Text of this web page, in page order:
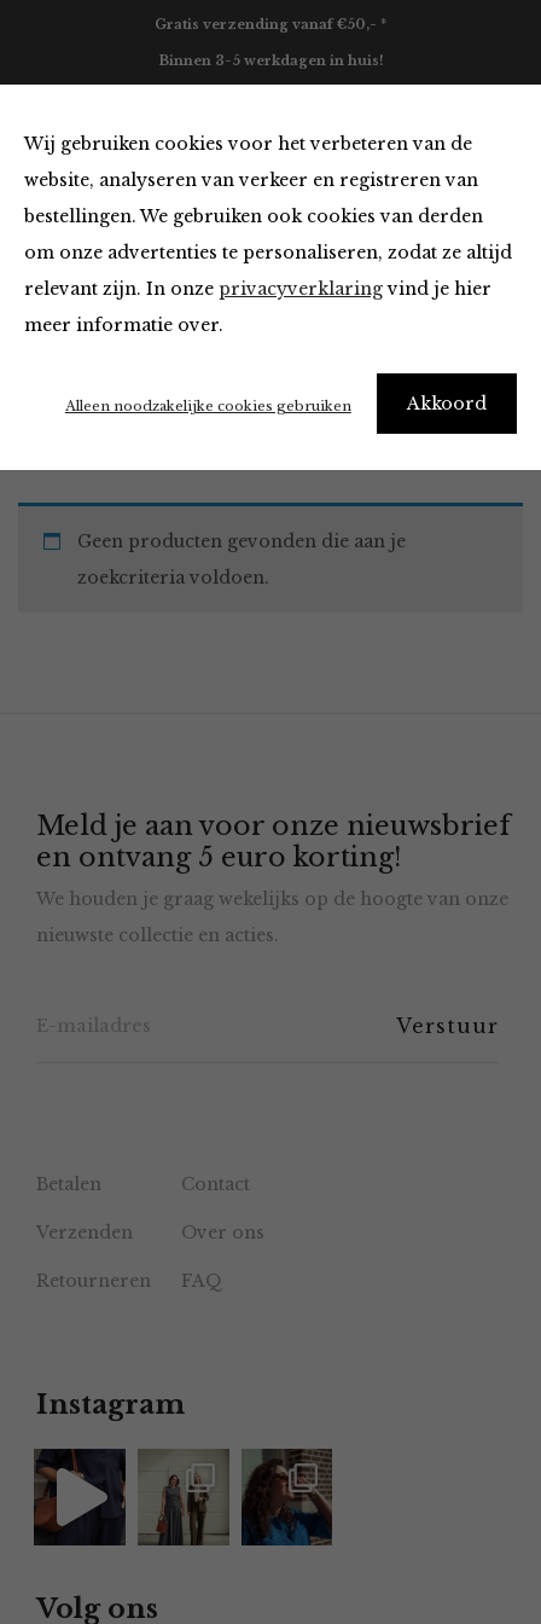
Wij gebruiken cookies voor het verbeteren van de
website, analyseren van verkeer en registreren van
bestellingen. We gebruiken ook cookies van derden
om onze advertenties te personaliseren, zodat ze altijd
relevant zijn. In onze privacyverklaringvind je hier
meer informatie over.
Akkoord
Alleen noodzakelijke cookies gebruiken
Gratis verzending vanaf €50,- *
Binnen 3-5 werkdagen in huis!
Tops en Blouses
Home Winkel Kleding Tops en Blouses
Geen producten gevonden die aan je
zoekcriteria voldoen.
Meld je aan voor onze nieuwsbrief
en ontvang 5 euro korting!
We houden je graag wekelijks op de hoogte van onze
nieuwste collectie en acties.
Betalen Contact
Verzenden Over ons
Retourneren FAQ
Instagram
Volg ons